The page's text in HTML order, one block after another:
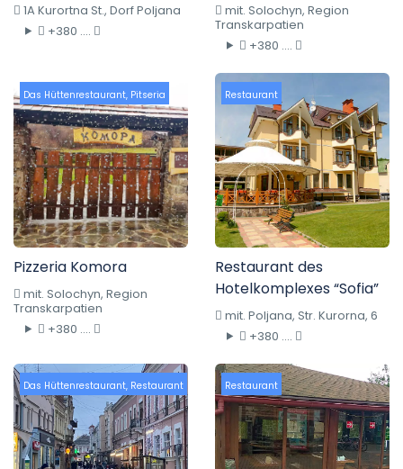
1A Kurortna St., Dorf Poljana
+380 ....
mit. Solochyn, Region
Transkarpatien
+380 ....
Das Hüttenrestaurant, Pitseria
Pizzeria Komora
mit. Solochyn, Region
Transkarpatien
+380 ....
Restaurant
Restaurant des
Hotelkomplexes “Sofia”
mit. Poljana, Str. Kurorna, 6
+380 ....
Das Hüttenrestaurant, Restaurant Restaurant